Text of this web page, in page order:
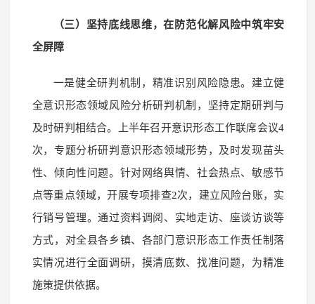
（三）坚持底线思维，在防范化解风险中筑牢安
全屏障
一是健全研判机制，精准识别风险隐患。建立健
全意识形态领域风险分析研判机制，坚持定期研判与
及时研判相结合。上半年召开意识形态工作联席会议4
次，专题分析研判意识形态领域形势，及时发现苗头
性、倾向性问题。针对网络舆情、社会热点、敏感节
点等重点领域，开展专项排查2次，建立风险台账，实
行销号管理。通过资料调阅、实地走访、座谈访谈等
方式，对全县各乡镇、各部门意识形态工作责任制落
实情况进行全面调研，摸清底数、找准问题，为精准
施策提供依据。